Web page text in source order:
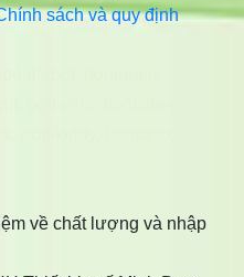
sách và quy định
về chất lượng và nhập